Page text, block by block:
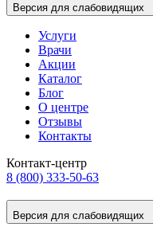
Версия для слабовидящих
Услуги
Врачи
Акции
Каталог
Блог
О центре
Отзывы
Контакты
Контакт-центр
8 (800) 333-50-63
Версия для слабовидящих